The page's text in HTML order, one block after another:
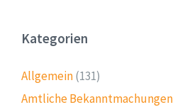
Kategorien
Allgemein(131)
Amtliche Bekanntmachungen